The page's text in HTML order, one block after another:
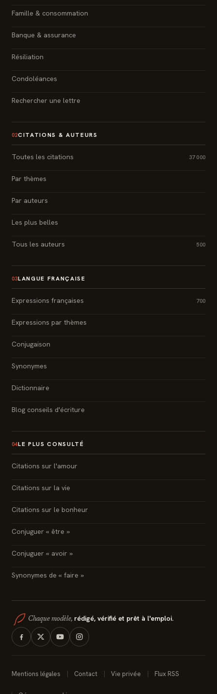
Famille & consommation
Banque & assurance
Résiliation
Condoléances
Rechercher une lettre
02CITATIONS & AUTEURS
Toutes les citations 37 000
Par thèmes
Par auteurs
Les plus belles
Tous les auteurs 500
03LANGUE FRANÇAISE
Expressions françaises 700
Expressions par thèmes
Conjugaison
Synonymes
Dictionnaire
Blog conseils d'écriture
04LE PLUS CONSULTÉ
Citations sur l'amour
Citations sur la vie
Citations sur le bonheur
Conjuguer « être »
Conjuguer « avoir »
Synonymes de « faire »
Chaque modèle, rédigé, vérifié et prêt à l'emploi.
Mentions légales Contact Vie privée Flux RSS